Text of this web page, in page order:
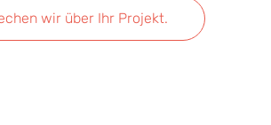
wir über Ihr Projekt.